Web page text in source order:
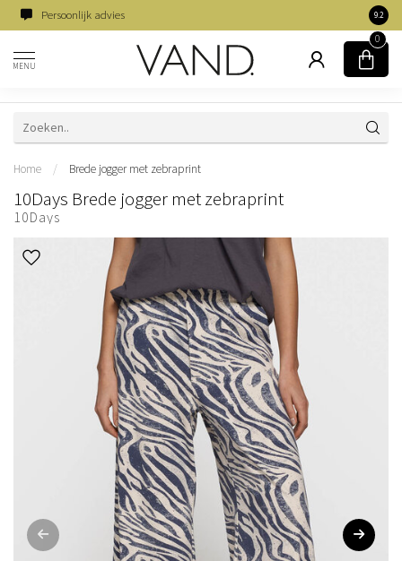
9.2
MENU
0
Home / Brede jogger met zebraprint
10Days Brede jogger met zebraprint
10Days